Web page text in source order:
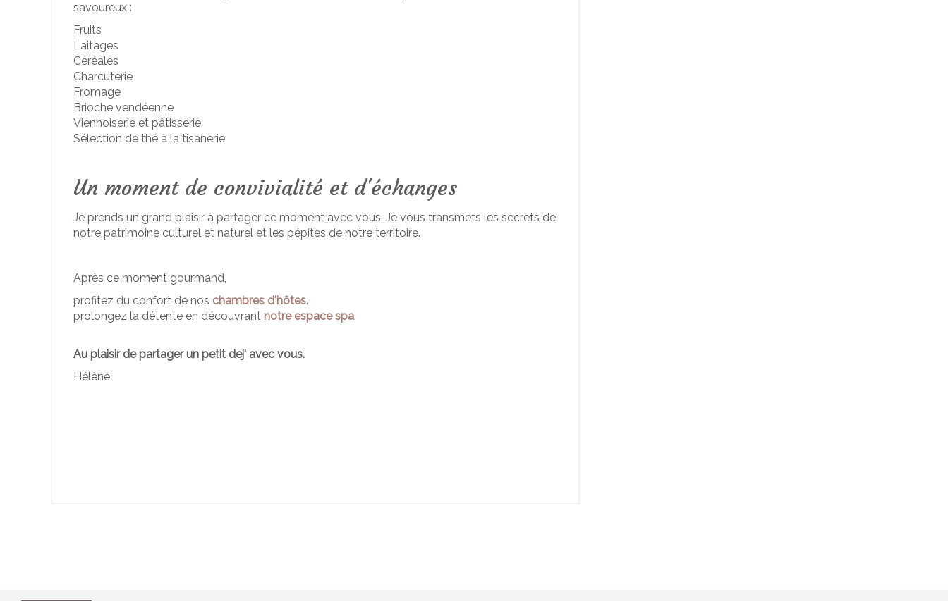
savoureux :
Fruits
Laitages
Céréales
Charcuterie
Fromage
Brioche vendéenne
Viennoiserie et pâtisserie
Sélection de thé à la tisanerie
Un moment de convivialité et d'échanges
Je prends un grand plaisir à partager ce moment avec vous. Je vous transmets les secrets de
notre patrimoine culturel et naturel et les pépites de notre territoire.
Après ce moment gourmand,
profitez du confort de nos chambres d'hôtes.
prolongez la détente en découvrant notre espace spa.
Au plaisir de partager un petit dej' avec vous.
Hélène